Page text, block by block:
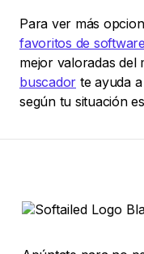
Para ver más
favoritos de
mejor valoradas del
buscador te ayuda
según tu situación